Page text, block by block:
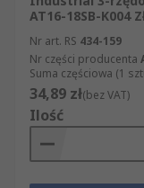
AT16-18SB-K004
Nr art. RS 434-159
Nr części producenta
Suma częściowa (1
34,89 zł(bez VAT)
Ilość